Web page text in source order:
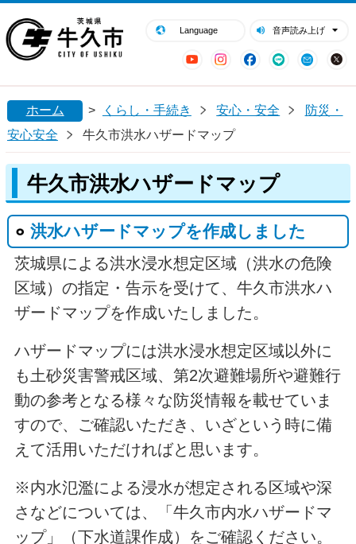
Language 音声読み上げ
YouTubeInstagram
Facebook
LINE Mail
閉じる
ホーム > くらし・手続き 安心・安全
防災・
安心安全
牛久市洪水ハザードマップ
牛久市洪水ハザードマップ
洪水ハザードマップを作成しました
茨城県による洪水浸水想定区域（洪水の危険
区域）の指定・告示を受けて、牛久市洪水ハ
ザードマップを作成いたしました。
ハザードマップには洪水浸水想定区域以外に
も土砂災害警戒区域、第2次避難場所や避難行
動の参考となる様々な防災情報を載せていま
すので、ご確認いただき、いざという時に備
えて活用いただければと思います。
※内水氾濫による浸水が想定される区域や深
さなどについては、「牛久市内水ハザードマ
ップ」（下水道課作成）をご確認ください。